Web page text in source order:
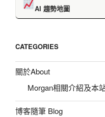
AI 趨勢地圖
CATEGORIES
關於About
Morgan相關介紹及本
博客隨筆 Blog